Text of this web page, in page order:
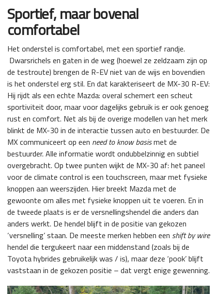
Sportief, maar bovenal
comfortabel
Het onderstel is comfortabel, met een sportief randje.
Dwarsrichels en gaten in de weg (hoewel ze zeldzaam zijn op
de testroute) brengen de R-EV niet van de wijs en bovendien
is het onderstel erg stil. En dat karakteriseert de MX-30 R-EV:
Hij rijdt als een echte Mazda: overal schemert een scheut
sportiviteit door, maar voor dagelijks gebruik is er ook genoeg
rust en comfort. Net als bij de overige modellen van het merk
blinkt de MX-30 in de interactie tussen auto en bestuurder. De
MX communiceert op een need to know basismet de
bestuurder. Alle informatie wordt ondubbelzinnig en subtiel
overgebracht. Op twee punten wijkt de MX-30 af: het paneel
voor de climate control is een touchscreen, maar met fysieke
knoppen aan weerszijden. Hier breekt Mazda met de
gewoonte om alles met fysieke knoppen uit te voeren. En in
de tweede plaats is er de versnellingshendel die anders dan
anders werkt. De hendel blijft in de positie van gekozen
‘versnelling’ staan. De meeste merken hebben een shift by wire
hendel die tergukeert naar een middenstand (zoals bij de
Toyota hybrides gebruikelijk was / is), maar deze ‘pook’ blijft
vaststaan in de gekozen positie – dat vergt enige gewenning.